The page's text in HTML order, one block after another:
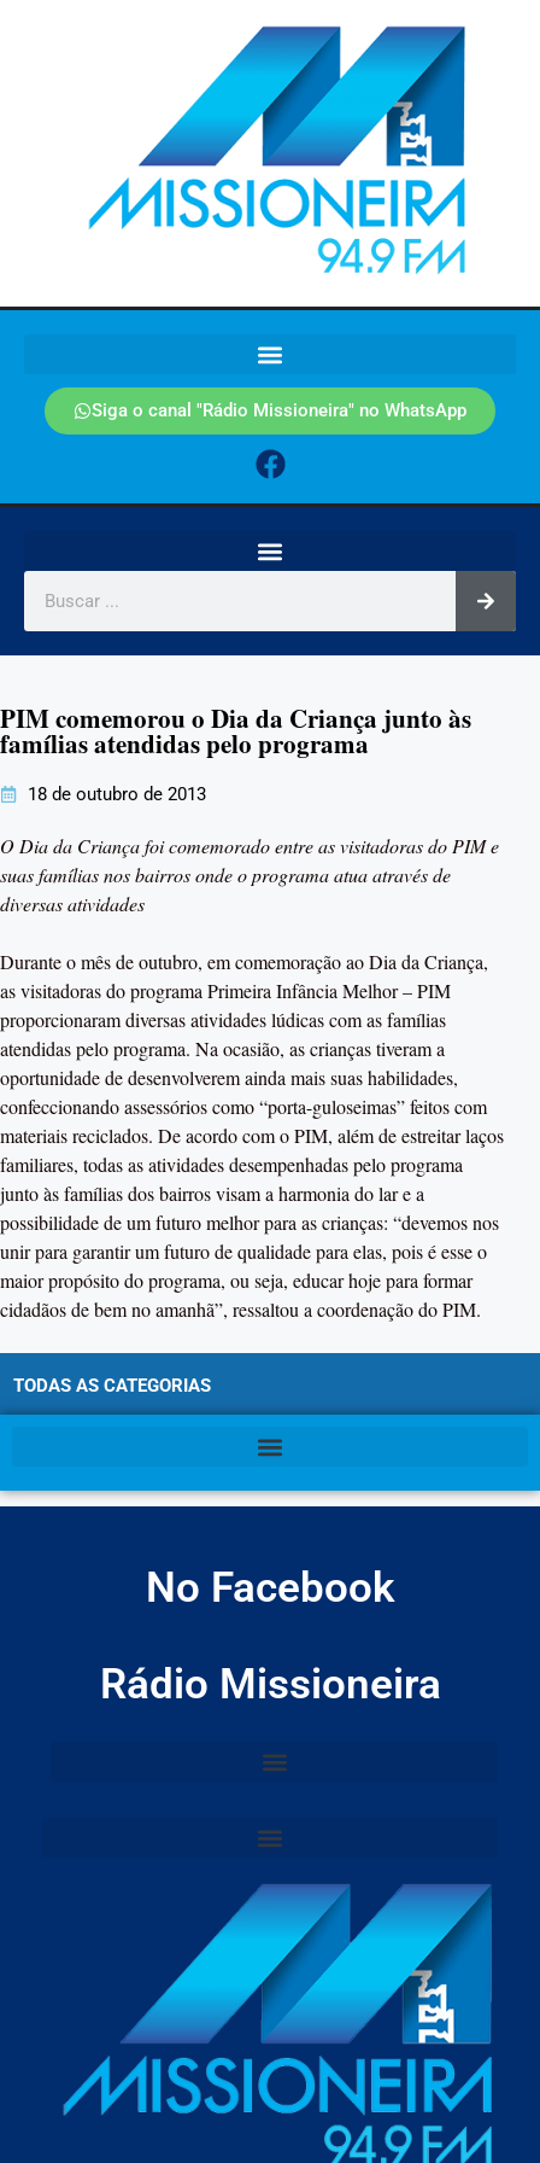
Siga o canal "Rádio Missioneira" no WhatsApp
PIM comemorou o Dia da Criança junto às
famílias atendidas pelo programa
18 de outubro de 2013
O Dia da Criança foi comemorado entre as visitadoras do PIM e
suas famílias nos bairros onde o programa atua através de
diversas atividades
Durante o mês de outubro, em comemoração ao Dia da Criança,
as visitadoras do programa Primeira Infância Melhor – PIM
proporcionaram diversas atividades lúdicas com as famílias
atendidas pelo programa. Na ocasião, as crianças tiveram a
oportunidade de desenvolverem ainda mais suas habilidades,
confeccionando assessórios como “porta-guloseimas” feitos com
materiais reciclados. De acordo com o PIM, além de estreitar laços
familiares, todas as atividades desempenhadas pelo programa
junto às famílias dos bairros visam a harmonia do lar e a
possibilidade de um futuro melhor para as crianças: “devemos nos
unir para garantir um futuro de qualidade para elas, pois é esse o
maior propósito do programa, ou seja, educar hoje para formar
cidadãos de bem no amanhã”, ressaltou a coordenação do PIM.
TODAS AS CATEGORIAS
No Facebook
Rádio Missioneira